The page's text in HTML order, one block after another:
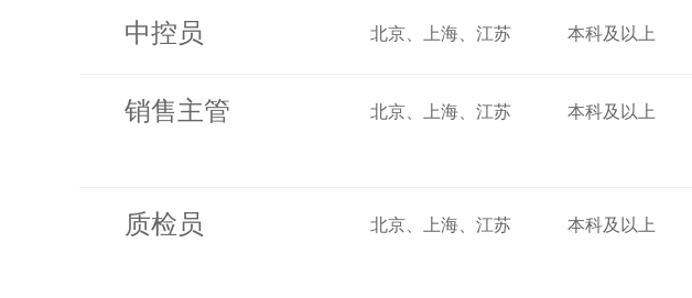
中控员 北京、上海、江苏 本科及以上
销售主管 北京、上海、江苏 本科及以上
质检员 北京、上海、江苏 本科及以上